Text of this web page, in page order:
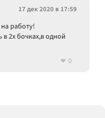
17 дек 2020 в 17:59
работу!
2х бочках,в одной
0